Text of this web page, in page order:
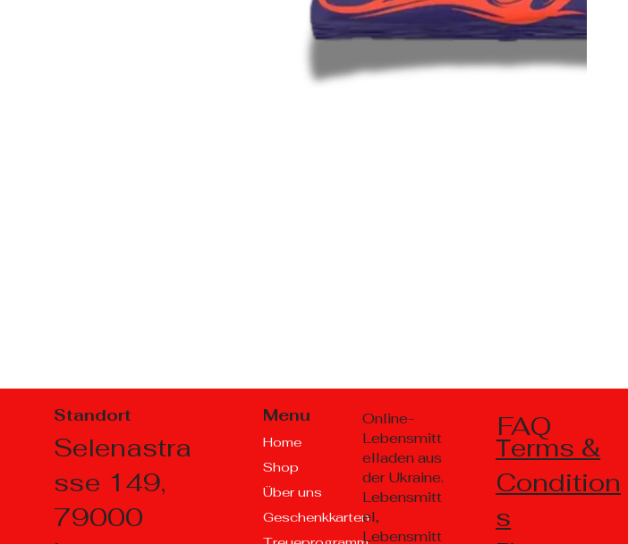
Standort
Selenastra
sse 149,
79000
Menu
Home
Shop
Über uns
Geschenkkarten
Online-
Lebensmitt
elladen aus
der Ukraine.
Lebensmitt
el,
Lebensmitt
FAQ
Тerms &
Condition
s